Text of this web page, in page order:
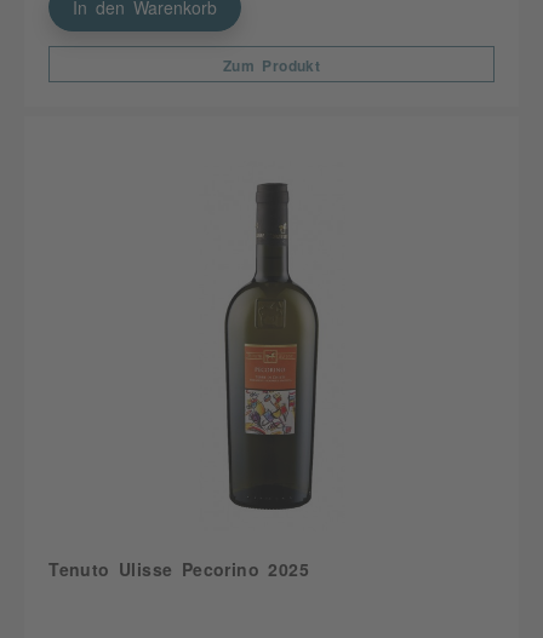
In den Warenkorb
Zum Produkt
Tenuto Ulisse Pecorino 2025